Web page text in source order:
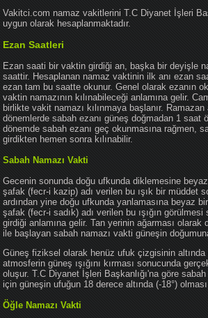
Vakitci.com namaz vakitlerini T.C Diyanet İşleri
uygun olarak hesaplanmaktadır.
Ezan Saatleri
Ezan saati bir vaktin girdiği an, başka bir deyişle
saattir. Hesaplanan namaz vaktinin ilk anı ezan
ezan tam bu saatte okunur. Genel olarak ezanın
vaktin namazının kılınabileceği anlamına gelir.
birlikte vakit namazı kılınmaya başlanır. Ramazan
dönemlerde sabah ezanı güneş doğmadan 1 saat
dönemde sabah ezanı geç okunmasına rağmen,
girdikten hemen sonra kılınabilir.
Sabah Namazı Vakti
Gecenin sonunda doğu ufkunda diklemesine beyaz
şafak (fecr-i kazip) adı verilen bu ışık bir müddet
ardından yine doğu ufkunda yanlamasına beyaz
şafak (fecr-i sadık) adı verilen bu ışığın
girdiği anlamına gelir. Tan yerinin ağarması
ile başlayan sabah namazı vakti güneşin
Güneş fiziksel olarak henüz ufuk çizgisinin altında
atmosferin güneş ışığını kırması sonucunda
oluşur. T.C Diyanet İşleri Başkanlığı'na göre
için güneşin ufuğun 18 derece altında (-18°)
Öğle Namazı Vakti